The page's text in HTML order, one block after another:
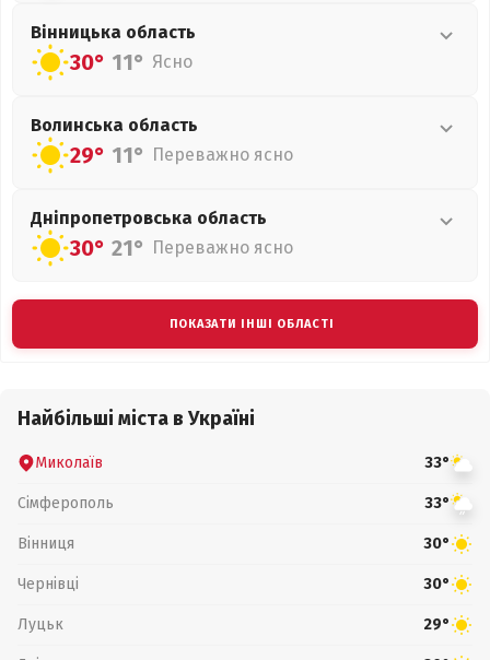
Вінницька область
30° 11° Ясно
Волинська область
29° 11° Переважно ясно
Дніпропетровська область
30° 21° Переважно ясно
ПОКАЗАТИ ІНШІ ОБЛАСТІ
Найбільші міста в Україні
Миколаїв 33°
Сімферополь 33°
Вінниця 30°
Чернівці 30°
Луцьк 29°